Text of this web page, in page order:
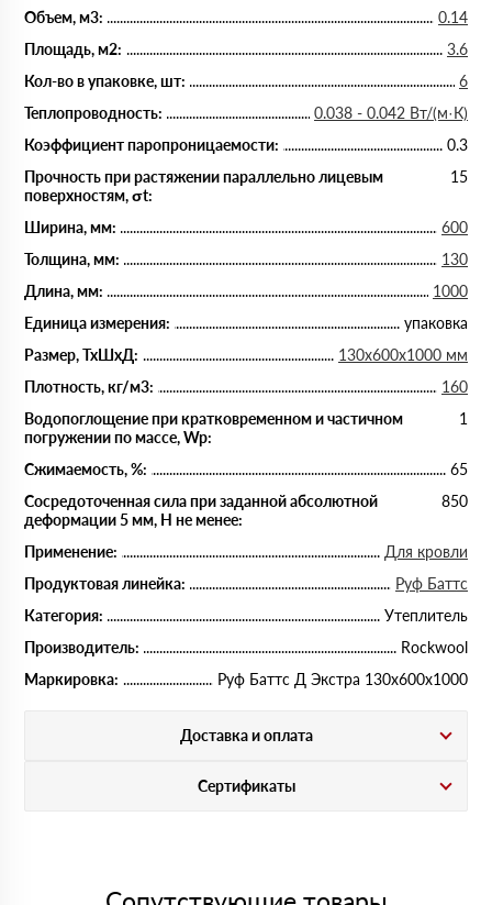
Объем, м3:
0.14
Площадь, м2:
3.6
Кол-во в упаковке, шт:
6
Теплопроводность:
0.038 - 0.042 Вт/(м·К)
Коэффициент паропроницаемости:
0.3
Прочность при растяжении параллельно лицевым
поверхностям, σt:
15
Ширина, мм:
600
Толщина, мм:
130
Длина, мм:
1000
Единица измерения:
упаковка
Размер, ТхШхД:
130х600х1000 мм
Плотность, кг/м3:
160
Водопоглощение при кратковременном и частичном
погружении по массе, Wp:
1
Сжимаемость, %:
65
Сосредоточенная сила при заданной абсолютной
деформации 5 мм, Н не менее:
850
Применение:
Для кровли
Продуктовая линейка:
Руф Баттс
Категория:
Утеплитель
Производитель:
Rockwool
Маркировка:
Руф Баттс Д Экстра 130х600х1000
Доставка и оплата
Сертификаты